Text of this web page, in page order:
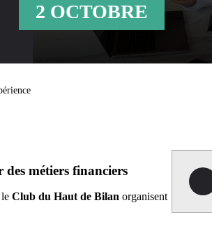
2 OCTOBRE
métiers financiers
Club du Haut de Bilan organisent